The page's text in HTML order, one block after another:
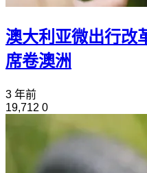
澳大利亚微出行
席卷澳洲
3 年前
19,712 0